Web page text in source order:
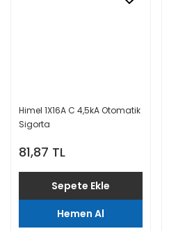
Himel 1X16A C 4,5kA Otomatik
Sigorta
81,87 TL
Sepete Ekle
Hemen Al